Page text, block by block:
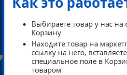
КАТАЛОГ ТАРИФЫ
Выбираете товар у нас на
Корзину
Находите товар на
ссылку на него,
специальное поле в
товаром